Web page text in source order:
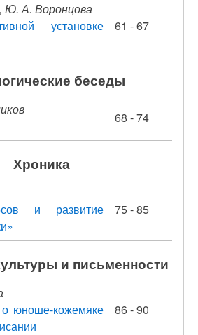
А. Воронцова
установке
61 - 67
беседы
68 - 74
Хроника
и развитие
75 - 85
и письменности
юноше-кожемяке
86 - 90